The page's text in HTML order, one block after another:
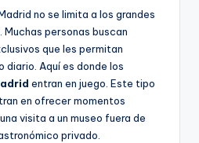
no se limita a los grandes
personas buscan
que les permitan
Aquí es donde los
entran en juego. Este tipo
en ofrecer momentos
visita a un museo fuera de
privado.